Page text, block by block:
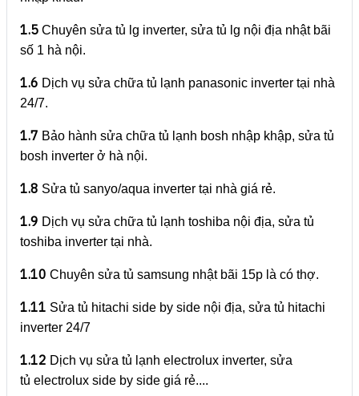
1.5 Chuyên sửa tủ lg inverter, sửa tủ lg nội địa nhật bãi
số 1 hà nội.
1.6 Dịch vụ sửa chữa tủ lạnh panasonic inverter tại nhà
24/7.
1.7 Bảo hành sửa chữa tủ lạnh bosh nhập khập, sửa tủ
bosh inverter ở hà nội.
1.8 Sửa tủ sanyo/aqua inverter tại nhà giá rẻ.
1.9 Dịch vụ sửa chữa tủ lạnh toshiba nội địa, sửa tủ
toshiba inverter tại nhà.
1.10 Chuyên sửa tủ samsung nhật bãi 15p là có thợ.
1.11 Sửa tủ hitachi side by side nội địa, sửa tủ hitachi
inverter 24/7
1.12 Dịch vụ sửa tủ lạnh electrolux inverter, sửa
tủ electrolux side by side giá rẻ....